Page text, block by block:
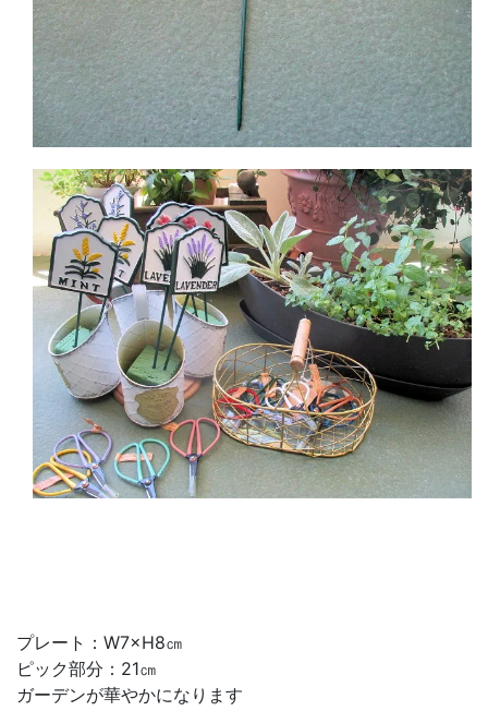
プレート：W7×H8㎝
ピック部分：21㎝
ガーデンが華やかになります